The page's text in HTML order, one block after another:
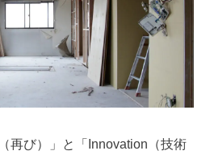
再び）」と「Innovation（技術